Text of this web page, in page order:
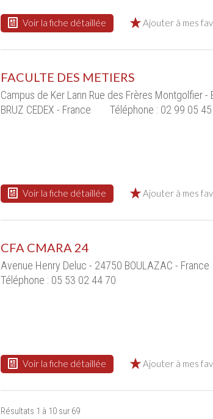
Voir la fiche détaillée Ajouter à mes
FACULTE DES METIERS
Campus de Ker Lann Rue des Frères Montgolfier
BRUZ CEDEX - France
Téléphone : 02 99 05
Voir la fiche détaillée Ajouter à mes
CFA CMARA 24
Avenue Henry Deluc - 24750 BOULAZAC - France
Téléphone : 05 53 02 44 70
Voir la fiche détaillée Ajouter à mes
Résultats 1 à 10 sur 69